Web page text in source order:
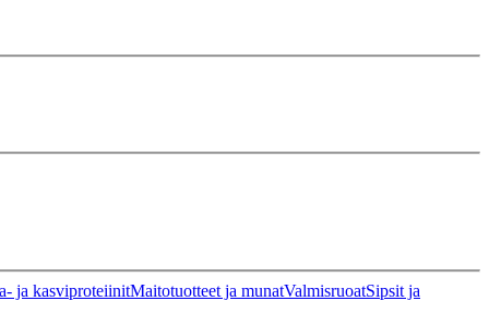
ja kasviproteiinitMaitotuotteet ja munatValmisruoatSipsit ja